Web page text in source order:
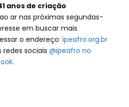
anos de criação
ar nas próximas segundas-
em buscar mais
o endereço: ipeafro.org.br
sociais @ipeafro no
.